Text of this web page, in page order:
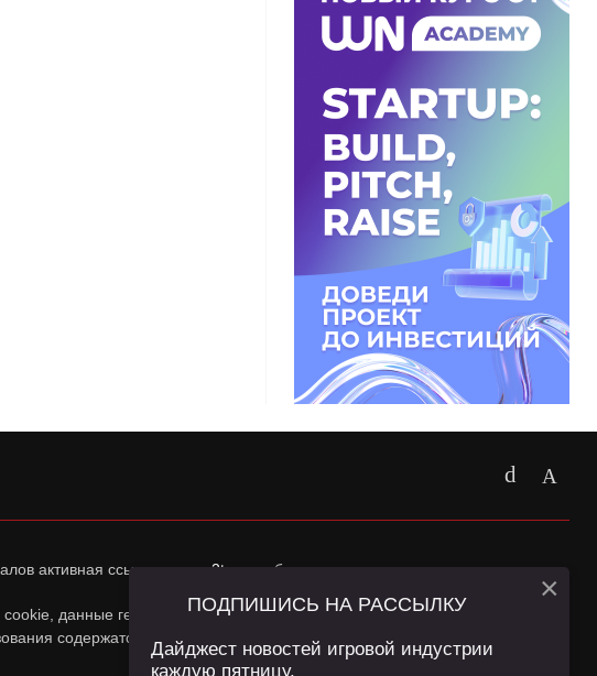
активная ссылка наapp2top.ruобязательна.
данные геолокации Пользователей сайта и сервис «Яндекс
содержатся в
Политике конфиденциальностии
ПОДПИШИСЬ НА РАССЫЛКУ
Дайджест новостей игровой индустрии
каждую пятницу.
×